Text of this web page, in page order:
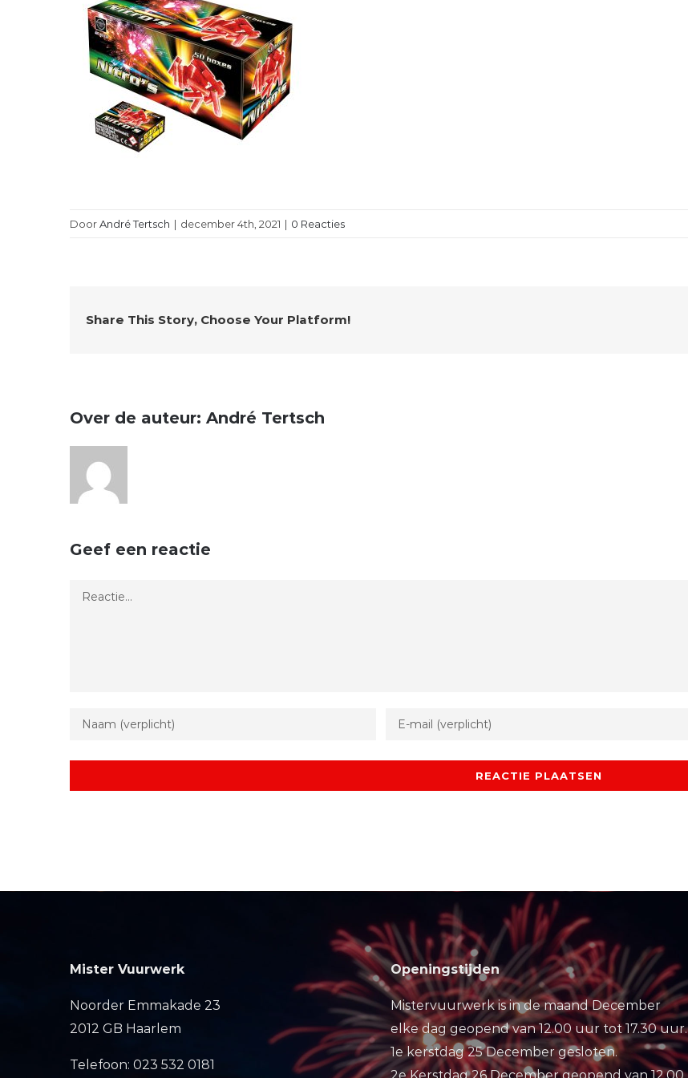
DoorAndré Tertsch | december 4th, 2021 | 0 Reacties
Share This Story, Choose Your Platform!
Over de auteur: André Tertsch
Geef een reactie
Mister Vuurwerk
Noorder Emmakade 23
2012 GB Haarlem
Telefoon: 023 532 0181
Openingstijden
Mistervuurwerk is in de maand December
elke dag geopend van 12.00 uur tot 17.30 uur.
1e kerstdag 25 December gesloten.